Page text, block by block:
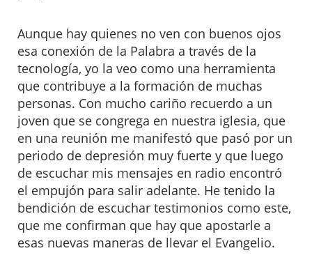
Aunque hay quienes no ven con buenos ojos
esa conexión de la Palabra a través de la
tecnología, yo la veo como una herramienta
que contribuye a la formación de muchas
personas. Con mucho cariño recuerdo a un
joven que se congrega en nuestra iglesia, que
en una reunión me manifestó que pasó por un
periodo de depresión muy fuerte y que luego
de escuchar mis mensajes en radio encontró
el empujón para salir adelante. He tenido la
bendición de escuchar testimonios como este,
que me confirman que hay que apostarle a
esas nuevas maneras de llevar el Evangelio.